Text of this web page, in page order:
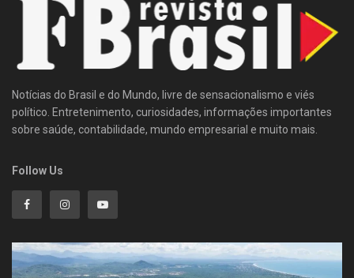
Notícias do Brasil e do Mundo, livre de sensacionalismo e viés
político. Entretenimento, curiosidades, informações importantes
sobre saúde, contabilidade, mundo empresarial e muito mais.
Follow Us